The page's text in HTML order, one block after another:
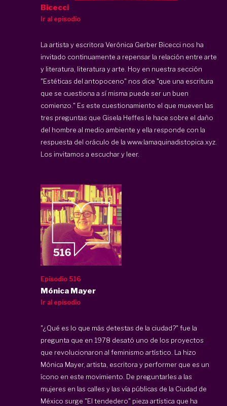
Bicecci
Ir al episodio
La artista y escritora Verónica Gerber Bicecci nos ha
invitado continuamente a repensar la relación entre arte
y literatura, literatura y arte. Hoy en nuestra sección
"Estéticas del antopoceno" nos dice "que una escritura
que se cuestiona a sí misma puede ser un buen
comienzo." Es este cuestionamiento el que mueven las
tres preguntas que Gisela Heffes le hace sobre el daño
del hombre al medio ambiente y ella responde con la
respuesta del oráculo de la www.lamaquinadistopica.xyz.
Los invitamos a escuchar y leer.
Episodio 516
Mónica Mayer
Ir al episodio
"¿Qué es lo que más detestas de la ciudad?" fue la
pregunta que en 1978 desató uno de los proyectos
que revolucionaron al feminismo artístico. La hizo
Mónica Mayer, artista, escritora y performer que es un
ícono en este movimiento. De preguntarles a las
mujeres en las calles y las vía públicas de la Ciudad de
México surge "El tendedero" pieza artística que ha